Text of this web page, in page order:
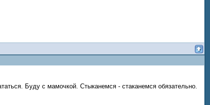
Буду с мамочкой. Стыканемся - стаканемся обязательно.